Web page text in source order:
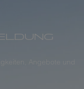
Angebote und